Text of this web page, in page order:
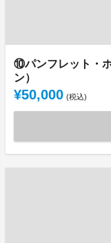
⑩パンフレット・
ン）
¥50,000 (税込)